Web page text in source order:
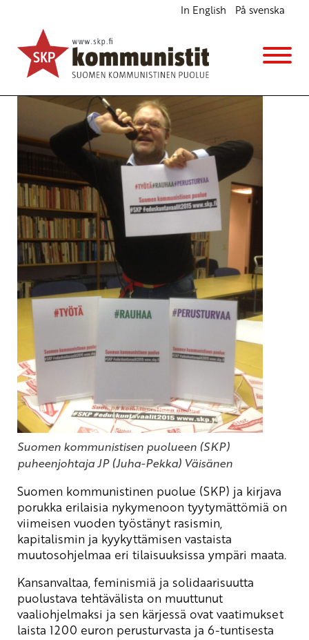
In English På svenska
Työtä, rauhaa ja perusturvaa
Ajankohtaista
29.1.2015 - 11:57
SKP
Suomen kommunistisen puolueen (SKP)
puheenjohtaja JP (Juha-Pekka) Väisänen
Suomen kommunistinen puolue (SKP) ja kirjava
porukka erilaisia nykymenoon tyytymättömiä on
viimeisen vuoden työstänyt rasismin,
kapitalismin ja kyykyttämisen vastaista
muutosohjelmaa eri tilaisuuksissa ympäri maata.
Kansanvaltaa, feminismiä ja solidaarisuutta
puolustava tehtävälista on muuttunut
vaaliohjelmaksi ja sen kärjessä ovat vaatimukset
laista 1200 euron perusturvasta ja 6-tuntisesta